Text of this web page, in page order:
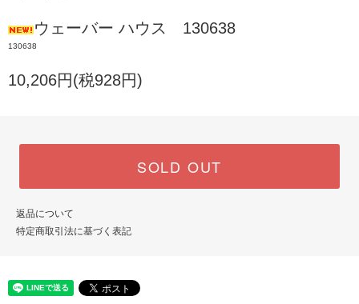
ウェーバー ハウス 130638
130638
10,206円(税928円)
SOLD OUT
返品について
特定商取引法に基づく表記